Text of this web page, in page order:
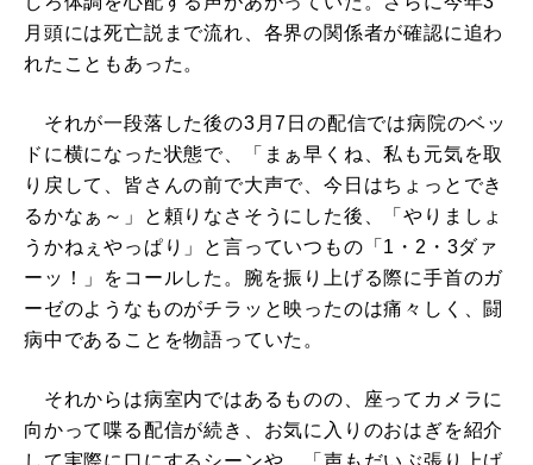
月頭には死亡説まで流れ、各界の関係者が確認に追わ
れたこともあった。
それが一段落した後の3月7日の配信では病院のベッ
ドに横になった状態で、「まぁ早くね、私も元気を取
り戻して、皆さんの前で大声で、今日はちょっとでき
るかなぁ～」と頼りなさそうにした後、「やりましょ
うかねぇやっぱり」と言っていつもの「1・2・3ダァ
ーッ！」をコールした。腕を振り上げる際に手首のガ
ーゼのようなものがチラッと映ったのは痛々しく、闘
病中であることを物語っていた。
それからは病室内ではあるものの、座ってカメラに
向かって喋る配信が続き、お気に入りのおはぎを紹介